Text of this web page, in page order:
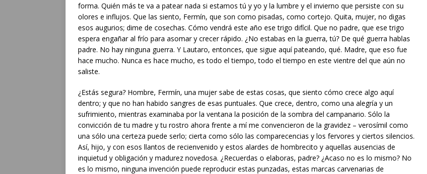
forma. Quién más te va a patear nada si estamos tú y yo y la lumbre y el invierno que persiste con su
olores e influjos. Que las siento, Fermín, que son como pisadas, como cortejo. Quita, mujer, no digas
esos augurios; dime de cosechas. Cómo vendrá este año ese trigo difícil. Que no padre, que ese trigo
espera engañar al frío para asomar y crecer rápido. ¿No estabas en la guerra, tú? De qué guerra hablas
padre. No hay ninguna guerra. Y Lautaro, entonces, que sigue aquí pateando, qué. Madre, que eso fue
hace mucho. Nunca es hace mucho, es todo el tiempo, todo el tiempo en este vientre del que aún no
saliste.
¿Estás segura? Hombre, Fermín, una mujer sabe de estas cosas, que siento cómo crece algo aquí
dentro; y que no han habido sangres de esas puntuales. Que crece, dentro, como una alegría y un
sufrimiento, mientras examinaba por la ventana la posición de la sombra del campanario. Sólo la
convicción de tu madre y tu rostro ahora frente a mí me convencieron de la gravidez – verosímil como
una sólo una certeza puede serlo; cierta como sólo las comparecencias y los fervores y ciertos silencios.
Así, hijo, y con esos llantos de recienvenido y estos alardes de hombrecito y aquellas ausencias de
inquietud y obligación y madurez novedosa. ¿Recuerdas o elaboras, padre? ¿Acaso no es lo mismo? No
es lo mismo, ninguna invención puede reproducir estas punzadas, estas marcas carvenarias de